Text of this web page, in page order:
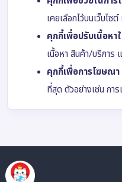
เคยเลือกไว้บนเว็บไ
คุกกี้เพื่อปรับเนื้อหา
เนื้อหา สินค้า/บริการ
คุกกี้เพื่อการโฆษณ
ที่สุด ตัวอย่างเช่น กา